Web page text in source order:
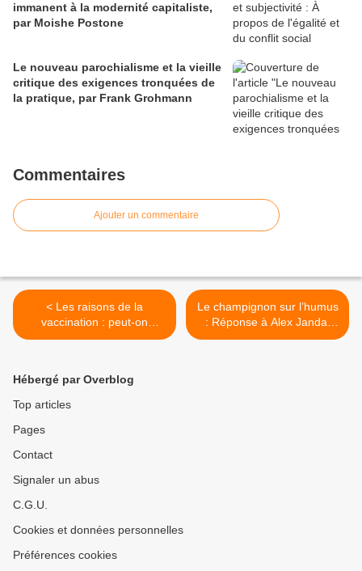
immanent à la modernité capitaliste,
par Moishe Postone
Le nouveau parochialisme et la vieille
critique des exigences tronquées de
la pratique, par Frank Grohmann
Commentaires
Ajouter un commentaire
< Les raisons de la
vaccination : peut-on
encore être perplexe ?, par
Le champignon sur l’humus
: Réponse à Alex Janda,
par Sandrine Aumercier >
Hébergé par Overblog
Top articles
Pages
Contact
Signaler un abus
C.G.U.
Cookies et données personnelles
Préférences cookies